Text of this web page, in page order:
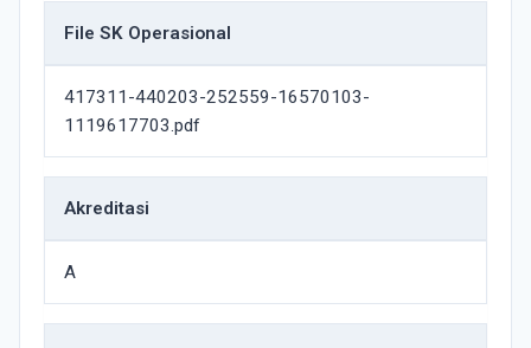
File SK Operasional
417311-440203-252559-16570103-
1119617703.pdf
Akreditasi
A